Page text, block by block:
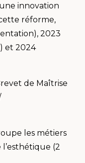
innovation
réforme,
2023
et 2024
de Maîtrise
les métiers
(2